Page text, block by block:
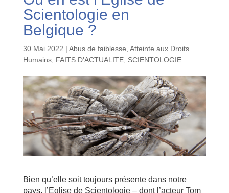
Scientologie en
Belgique ?
30 Mai 2022 | Abus de faiblesse Atteinte aux Droits
Humains, FAITS D'ACTUALITE, SCIENTOLOGIE
Bien qu’elle soit toujours présente dans notre
pays, l’Eglise de Scientologie – dont l’acteur Tom